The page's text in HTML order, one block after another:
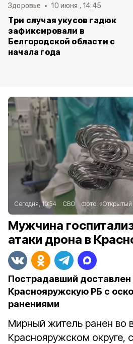
Здоровье 10 июня , 14:45
Три случая укусов гадюк
зафиксировали в
Белгородской области с
начала года
Сегодня, 10:54 СВО Фото: «Открытый
Мужчина
атаки дрона в
Пострадавший доставлен
Краснояружскую РБ с
ранениями
Мирный житель ранен во
Краснояружском округе,